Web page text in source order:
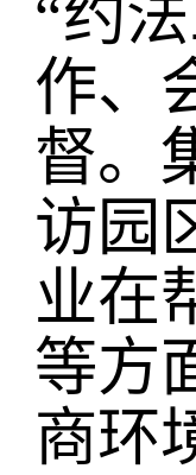
“约
作、
督。
访园
业在
等方
商环